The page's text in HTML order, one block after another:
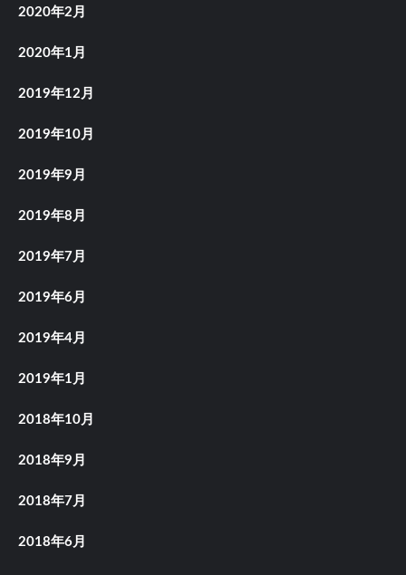
2020年2月
2020年1月
2019年12月
2019年10月
2019年9月
2019年8月
2019年7月
2019年6月
2019年4月
2019年1月
2018年10月
2018年9月
2018年7月
2018年6月